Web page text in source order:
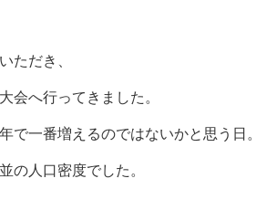
ただき、
会へ行ってきました。
で一番増えるのではないかと思う日。
の人口密度でした。